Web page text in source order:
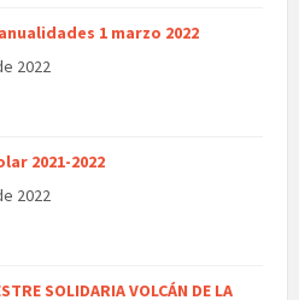
1 marzo 2022
2022
2021-2022
2022
SOLIDARIA VOLCÁN DE LA